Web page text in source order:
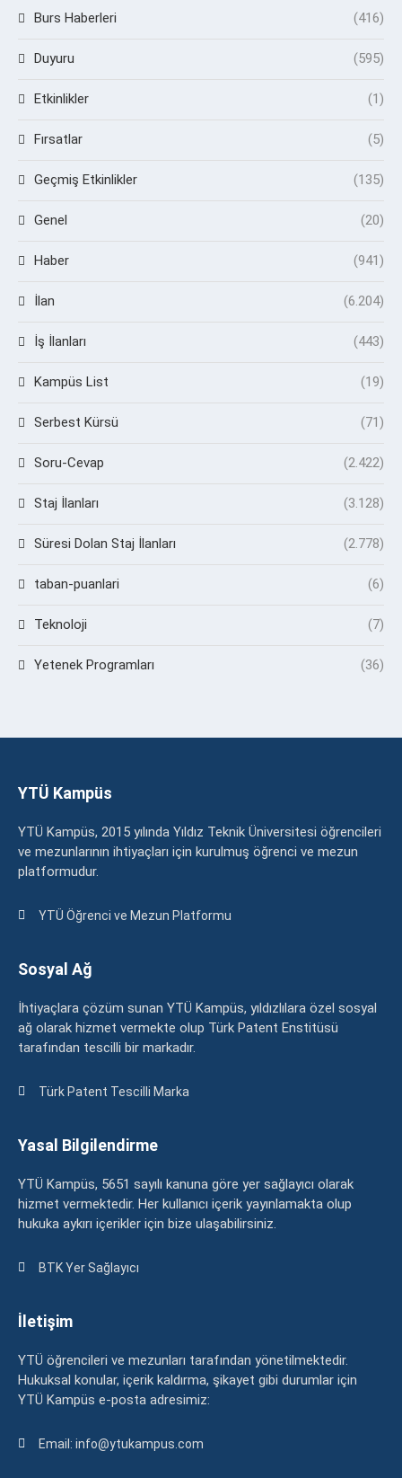
Burs Haberleri (416)
Duyuru (595)
Etkinlikler (1)
Fırsatlar (5)
Geçmiş Etkinlikler (135)
Genel (20)
Haber (941)
İlan (6.204)
İş İlanları (443)
Kampüs List (19)
Serbest Kürsü (71)
Soru-Cevap (2.422)
Staj İlanları (3.128)
Süresi Dolan Staj İlanları (2.778)
taban-puanlari (6)
Teknoloji (7)
Yetenek Programları (36)
YTÜ Kampüs
YTÜ Kampüs, 2015 yılında Yıldız Teknik Üniversitesi öğrencileri
ve mezunlarının ihtiyaçları için kurulmuş öğrenci ve mezun
platformudur.
YTÜ Öğrenci ve Mezun Platformu
Sosyal Ağ
İhtiyaçlara çözüm sunan YTÜ Kampüs, yıldızlılara özel sosyal
ağ olarak hizmet vermekte olup Türk Patent Enstitüsü
tarafından tescilli bir markadır.
Türk Patent Tescilli Marka
Yasal Bilgilendirme
YTÜ Kampüs, 5651 sayılı kanuna göre yer sağlayıcı olarak
hizmet vermektedir. Her kullanıcı içerik yayınlamakta olup
hukuka aykırı içerikler için bize ulaşabilirsiniz.
BTK Yer Sağlayıcı
İletişim
YTÜ öğrencileri ve mezunları tarafından yönetilmektedir.
Hukuksal konular, içerik kaldırma, şikayet gibi durumlar için
YTÜ Kampüs e-posta adresimiz:
Email: info@ytukampus.com